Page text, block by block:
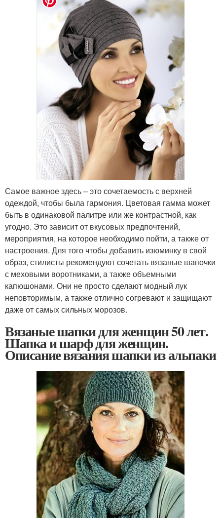
Самое важное здесь – это сочетаемость с верхней
одеждой, чтобы была гармония. Цветовая гамма может
быть в одинаковой палитре или же контрастной, как
угодно. Это зависит от вкусовых предпочтений,
мероприятия, на которое необходимо пойти, а также от
настроения. Для того чтобы добавить изюминку в свой
образ, стилисты рекомендуют сочетать вязаные шапочки
с меховыми воротниками, а также объемными
капюшонами. Они не просто сделают модный лук
неповторимым, а также отлично согревают и защищают
даже от самых сильных морозов.
Вязаные шапки для женщин 50 лет.
Шапка и шарф для женщин.
Описание вязания шапки из альпаки